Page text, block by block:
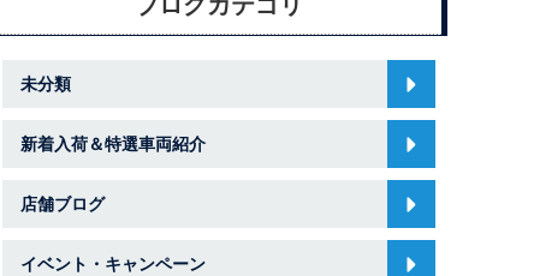
未分類
新着入荷＆特選車両紹介
店舗ブログ
イベント・キャンペーン